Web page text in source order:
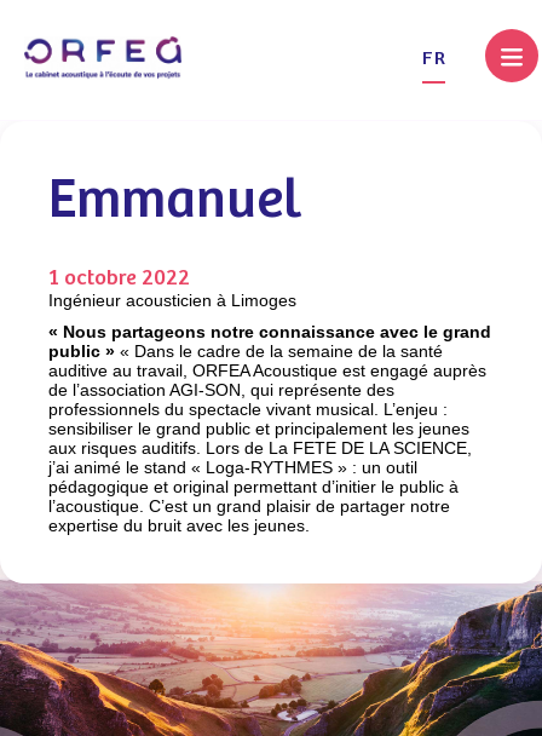
FR
Emmanuel
1 octobre 2022
Ingénieur acousticien à Limoges
« Nous partageons notre connaissance avec le grand
public » « Dans le cadre de la semaine de la santé
auditive au travail, ORFEA Acoustique est engagé auprès
de l’association AGI-SON, qui représente des
professionnels du spectacle vivant musical. L’enjeu :
sensibiliser le grand public et principalement les jeunes
aux risques auditifs. Lors de La FETE DE LA SCIENCE,
j’ai animé le stand « Loga-RYTHMES » : un outil
pédagogique et original permettant d’initier le public à
l’acoustique. C’est un grand plaisir de partager notre
expertise du bruit avec les jeunes.